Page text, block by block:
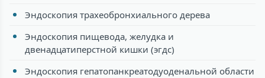
Эндоскопия трахеобронхиального дерева
Эндоскопия пищевода, желудка и
двенадцатиперстной кишки (эгдс)
Эндоскопия гепатопанкреатодуоденальной области